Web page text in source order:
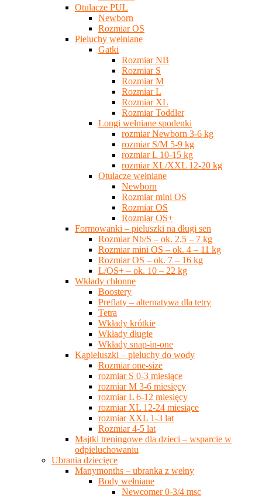
Otulacze PUL
Newborn
Rozmiar OS
Pieluchy wełniane
Gatki
Rozmiar NB
Rozmiar S
Rozmiar M
Rozmiar L
Rozmiar XL
Rozmiar Toddler
Longi wełniane spodenki
rozmiar Newborn 3-6 kg
rozmiar S/M 5-9 kg
rozmiar L 10-15 kg
rozmiar XL/XXL 12-20 kg
Otulacze wełniane
Newborn
Rozmiar mini OS
Rozmiar OS
Rozmiar OS+
Formowanki – pieluszki na długi sen
Rozmiar Nb/S – ok. 2,5 – 7 kg
Rozmiar mini OS – ok. 4 – 11 kg
Rozmiar OS – ok. 7 – 16 kg
L/OS+ – ok. 10 – 22 kg
Wkłady chłonne
Boostery
Preflaty – alternatywa dla tetry
Tetra
Wkłady krótkie
Wkłady długie
Wkłady snap-in-one
Kąpieluszki – pieluchy do wody
Rozmiar one-size
rozmiar S 0-3 miesiące
rozmiar M 3-6 miesięcy
rozmiar L 6-12 miesięcy
rozmiar XL 12-24 miesiące
rozmiar XXL 1-3 lat
Rozmiar 4-5 lat
Majtki treningowe dla dzieci – wsparcie w
odpieluchowaniu
Ubrania dziecięce
Manymonths – ubranka z wełny
Body wełniane
Newcomer 0-3/4 msc